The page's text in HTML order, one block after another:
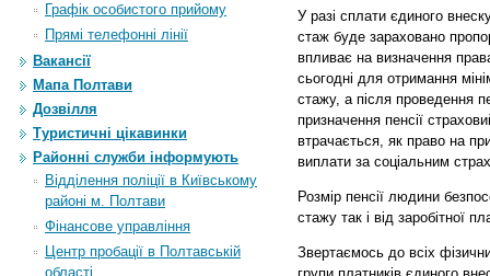
Графік особистого прийому
Прямі телефонні лінії
Вакансії
Мапа Полтави
Дозвілля
Туристичні цікавинки
Районні служби інформують
Відділення поліції в Київському
районі м. Полтави
Фінансове управління
Центр пробації в Полтавській
області
У разі сплати єдиного
стаж буде зараховано
впливає на визначення
сьогодні для отримання
стажу, а після проведення
призначення пенсії
втрачається, як право на
виплати за соціальним
Розмір пенсії людини
стажу так і від заробітної
Звертаємось до всіх